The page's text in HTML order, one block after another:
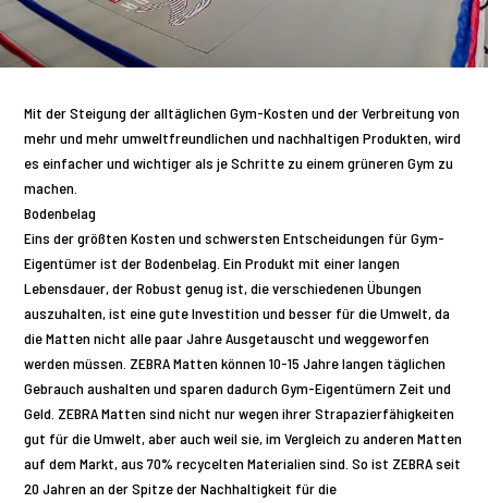
Mit der Steigung der alltäglichen Gym-Kosten und der Verbreitung von
mehr und mehr umweltfreundlichen und nachhaltigen Produkten, wird
es einfacher und wichtiger als je Schritte zu einem grüneren Gym zu
machen.
Bodenbelag
Eins der größten Kosten und schwersten Entscheidungen für Gym-
Eigentümer ist der Bodenbelag. Ein Produkt mit einer langen
Lebensdauer, der Robust genug ist, die verschiedenen Übungen
auszuhalten, ist eine gute Investition und besser für die Umwelt, da
die Matten nicht alle paar Jahre Ausgetauscht und weggeworfen
werden müssen. ZEBRA Matten können 10-15 Jahre langen täglichen
Gebrauch aushalten und sparen dadurch Gym-Eigentümern Zeit und
Geld. ZEBRA Matten sind nicht nur wegen ihrer Strapazierfähigkeiten
gut für die Umwelt, aber auch weil sie, im Vergleich zu anderen Matten
auf dem Markt, aus 70% recycelten Materialien sind. So ist ZEBRA seit
20 Jahren an der Spitze der Nachhaltigkeit für die